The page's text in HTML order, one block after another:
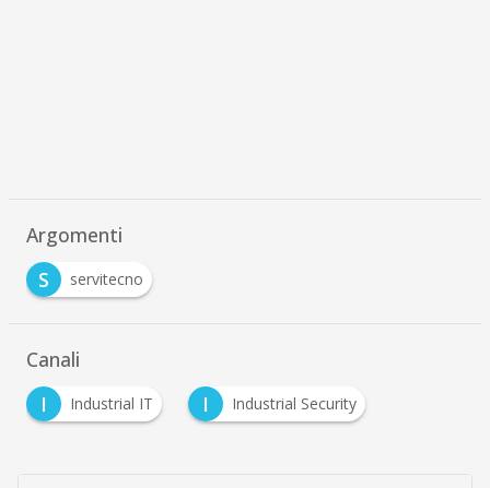
Argomenti
S
servitecno
Canali
I
Industrial IT I Industrial Security